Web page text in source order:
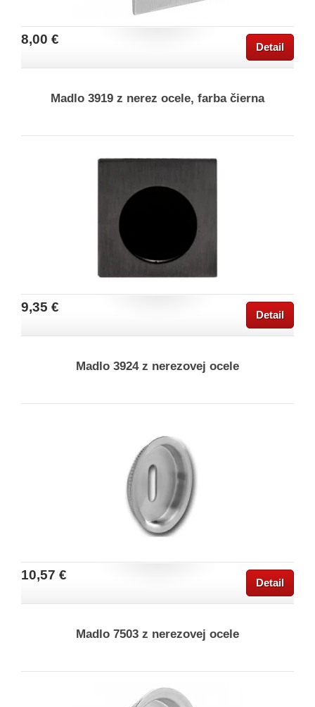
8,00 €
Detail
Madlo 3919 z nerez ocele, farba čierna
9,35 €
Detail
Madlo 3924 z nerezovej ocele
10,57 €
Detail
Madlo 7503 z nerezovej ocele